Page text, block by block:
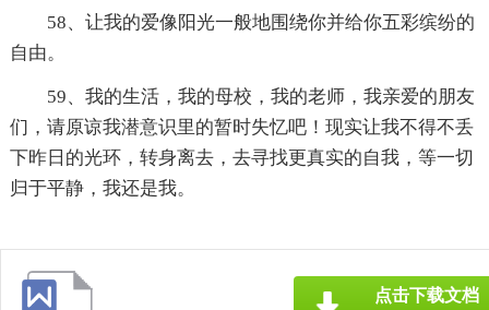
58、让我的爱像阳光一般地围绕你并给你五彩缤纷的
自由。
59、我的生活，我的母校，我的老师，我亲爱的朋友
们，请原谅我潜意识里的暂时失忆吧！现实让我不得不丢
下昨日的光环，转身离去，去寻找更真实的自我，等一切
归于平静，我还是我。
点击下载文档